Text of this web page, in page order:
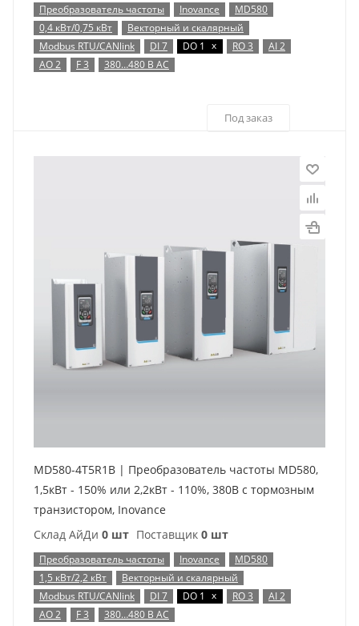
Преобразователь частоты Inovance
MD580
0,4 кВт/0,75 кВт
Векторный и скалярный
Modbus RTU/CANlink
DI 7 DO 1 x RO 3
AI 2
AO 2
F 3 380…480 В AC
Под заказ
MD580-4T5R1B | Преобразователь частоты MD580,
1,5кВт - 150% или 2,2кВт - 110%, 380В с тормозным
транзистором, Inovance
Склад АйДи 0 шт Поставщик 0 шт
Преобразователь частоты Inovance
MD580
1,5 кВт/2,2 кВт
Векторный и скалярный
Modbus RTU/CANlink
DI 7 DO 1 x RO 3
AI 2
AO 2
F 3 380…480 В AC